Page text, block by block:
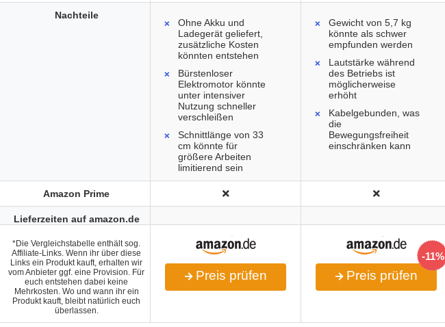
Ohne Akku und
Ladegerät geliefert,
zusätzliche Kosten
könnten entstehen
Bürstenloser
Elektromotor könnte
unter intensiver
Nutzung schneller
verschleißen
Schnittlänge von 33
cm könnte für
größere Arbeiten
limitierend sein
Gewicht von 5,7 kg
könnte als schwer
empfunden werden
Lautstärke während
des Betriebs ist
möglicherweise
erhöht
Kabelgebunden, was
die
Bewegungsfreiheit
einschränken kann
Preis prüfen
-11%
Preis prüfen
Nachteile
Amazon Prime
Lieferzeiten auf amazon.de
*Die Vergleichstabelle enthält sog.
Affiliate-Links. Wenn ihr über diese
Links ein Produkt kauft, erhalten wir
vom Anbieter ggf. eine Provision. Für
euch entstehen dabei keine
Mehrkosten. Wo und wann ihr ein
Produkt kauft, bleibt natürlich euch
überlassen.